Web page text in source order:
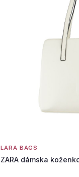
LARA BAGS
ZARA dámska